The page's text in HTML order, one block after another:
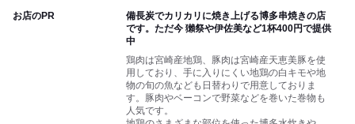
お店のPR
備長炭でカリカリに焼き上げる博多串焼きの店
です。ただ今 獺祭や伊佐美など1杯400円で提供
中
鶏肉は宮崎産地鶏、豚肉は宮崎産天恵美豚を使
用しており、手に入りにくい地鶏の白キモや地
物の旬の魚なども日替わりで用意しておりま
す。豚肉やベーコンで野菜などを巻いた巻物も
人気です。